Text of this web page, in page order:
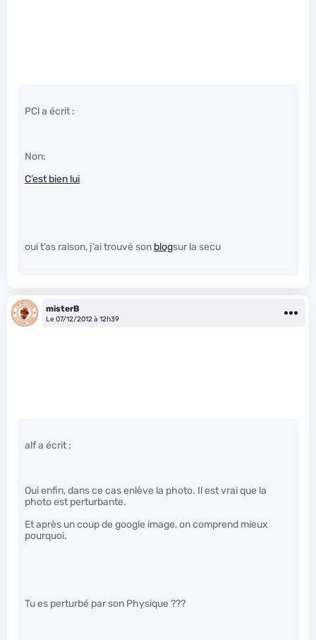
PCl a écrit :
Non:
C’est bien lui
oui t’as raison, j’ai trouvé son blogsur la secu
misterB
Le 07/12/2012 à 12h39
alf a écrit :
Oui enfin, dans ce cas enlève la photo. Il est vrai que la
photo est perturbante.
Et après un coup de google image, on comprend mieux
pourquoi.
Tu es perturbé par son Physique ???